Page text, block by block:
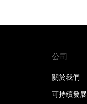
公司
關於我們
可持續發展